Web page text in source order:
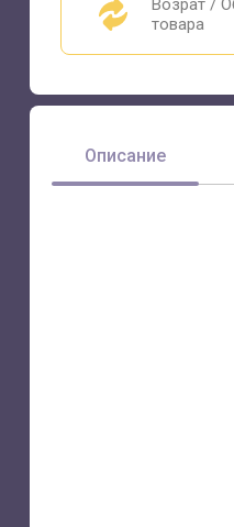
Возрат /
товара
Описание